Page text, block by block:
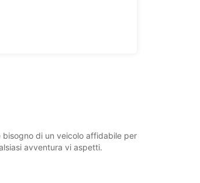
di un veicolo affidabile per
avventura vi aspetti.